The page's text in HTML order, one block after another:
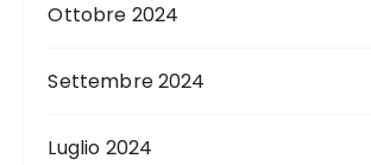
Ottobre 2024
Settembre 2024
Luglio 2024